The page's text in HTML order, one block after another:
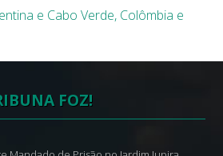
e Cabo Verde, Colômbia e
FOZ!